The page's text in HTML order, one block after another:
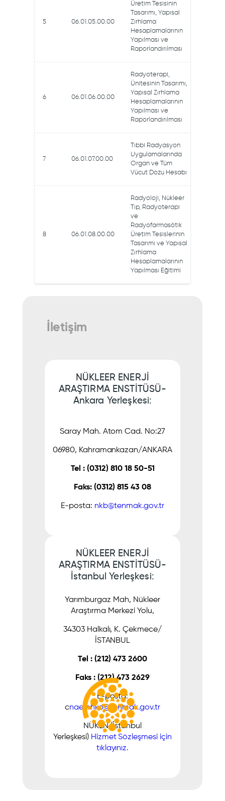
5 06.01.05.00.00
Üretim Tesisinin
Tasarımı, Yapısal
Zırhlama
Hesaplamalarının
Yapılması ve
Raporlandırılması
6 06.01.06.00.00
Radyoterapi,
Ünitesinin Tasarımı,
Yapısal Zırhlama
Hesaplamalarının
Yapılması ve
Raporlandırılması
7 06.01.07.00.00
Tıbbi Radyasyon
Uygulamalarında
Organ ve Tüm
Vücut Dozu Hesabı
8 06.01.08.00.00
Radyoloji, Nükleer
Tıp, Radyoterapi
ve
Radyofarmasötik
Üretim Tesislerinin
Tasarımı ve Yapısal
Zırhlama
Hesaplamalarının
Yapılması Eğitimi
İletişim
NÜKLEER ENERJİ
ARAŞTIRMA ENSTİTÜSÜ-
Ankara Yerleşkesi:
Saray Mah. Atom Cad. No:27
06980, Kahramankazan/ANKARA
Tel : (0312) 810 18 50-51
Faks: (0312) 815 43 08
E-posta: nkb@tenmak.gov.tr
NÜKLEER ENERJİ
ARAŞTIRMA ENSTİTÜSÜ-
İstanbul Yerleşkesi:
Yarımburgaz Mah, Nükleer
Araştırma Merkezi Yolu,
34303 Halkalı, K. Çekmece/
İSTANBUL
Tel : (212) 473 2600
Faks : (212) 473 2629
E-posta:
cnaemhko@tenmak.gov.tr
NÜKEN (İstanbul
Yerleşkesi) Hizmet Sözleşmesi için
tıklayınız.